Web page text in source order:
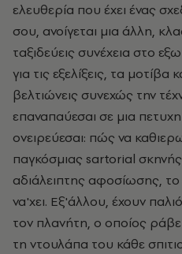
ελευθερία που έχει ένας
σου, ανοίγεται μια άλλη,
ταξιδεύεις συνέχεια στο
για τις εξελίξεις, τα
βελτιώνεις συνεχώς την
επαναπαύεσαι σε μια
ονειρεύεσαι: πώς να
παγκόσμιας sartorial
αδιάλειπτης αφοσίωσης, το
να'χει. Εξ'άλλου, έχουν
τον πλανήτη, ο οποίος
τη ντουλάπα του κάθε